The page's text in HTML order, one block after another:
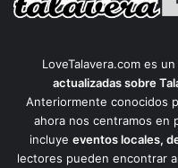
LoveTalavera.com es un
actualizadas sobre
Anteriormente conocidos
ahora nos centramos en
incluye eventos locales,
lectores pueden encontrar